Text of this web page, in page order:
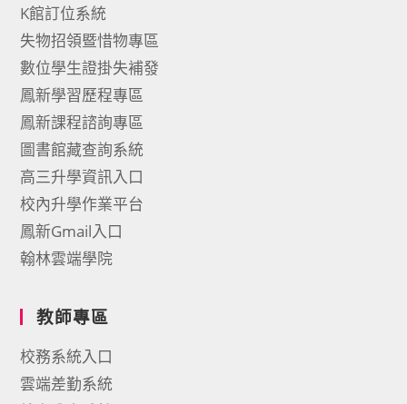
K館訂位系統
失物招領暨惜物專區
數位學生證掛失補發
鳳新學習歷程專區
鳳新課程諮詢專區
圖書館藏查詢系統
高三升學資訊入口
校內升學作業平台
鳳新Gmail入口
翰林雲端學院
教師專區
校務系統入口
雲端差勤系統